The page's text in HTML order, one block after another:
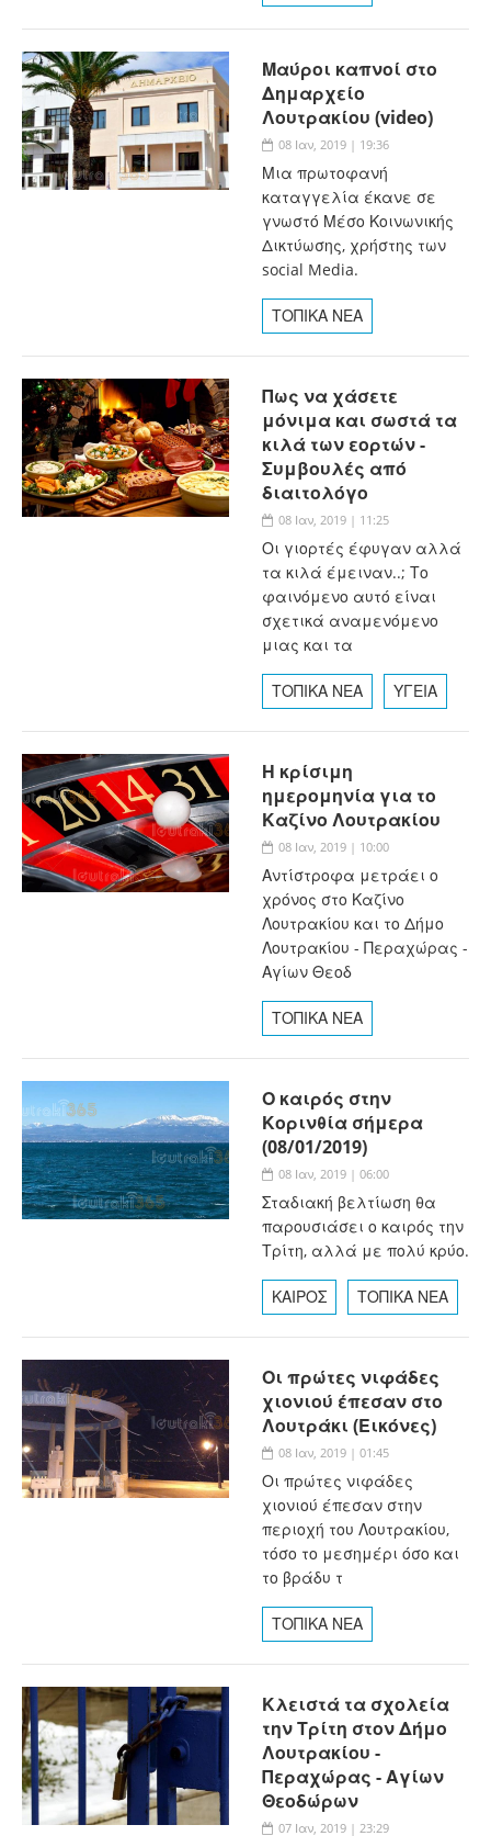
Μαύροι καπνοί στο
Δημαρχείο
Λουτρακίου (video)
08 Ιαν, 2019 | 19:36
Μια πρωτοφανή
καταγγελία έκανε σε
γνωστό Μέσο Κοινωνικής
Δικτύωσης, χρήστης των
social Media.
ΤΟΠΙΚΑ ΝΕΑ
Πως να χάσετε
μόνιμα και σωστά τα
κιλά των εορτών -
Συμβουλές από
διαιτολόγο
08 Ιαν, 2019 | 11:25
Οι γιορτές έφυγαν αλλά
τα κιλά έμειναν..; Το
φαινόμενο αυτό είναι
σχετικά αναμενόμενο
μιας και τα
ΤΟΠΙΚΑ ΝΕΑ ΥΓΕΙΑ
Η κρίσιμη
ημερομηνία για το
Καζίνο Λουτρακίου
08 Ιαν, 2019 | 10:00
Αντίστροφα μετράει ο
χρόνος στο Καζίνο
Λουτρακίου και το Δήμο
Λουτρακίου - Περαχώρας -
Αγίων Θεοδ
ΤΟΠΙΚΑ ΝΕΑ
Ο καιρός στην
Κορινθία σήμερα
(08/01/2019)
08 Ιαν, 2019 | 06:00
Σταδιακή βελτίωση θα
παρουσιάσει ο καιρός την
Τρίτη, αλλά με πολύ κρύο.
ΚΑΙΡΟΣ ΤΟΠΙΚΑ ΝΕΑ
Οι πρώτες νιφάδες
χιονιού έπεσαν στο
Λουτράκι (Εικόνες)
08 Ιαν, 2019 | 01:45
Οι πρώτες νιφάδες
χιονιού έπεσαν στην
περιοχή του Λουτρακίου,
τόσο το μεσημέρι όσο και
το βράδυ τ
ΤΟΠΙΚΑ ΝΕΑ
Κλειστά τα σχολεία
την Τρίτη στον Δήμο
Λουτρακίου -
Περαχώρας - Αγίων
Θεοδώρων
07 Ιαν, 2019 | 23:29